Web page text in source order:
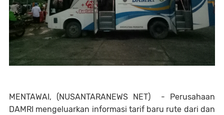
MENTAWAI, (NUSANTARANEWS NET) - Perusahaan
DAMRI mengeluarkan informasi tarif baru rute dari dan